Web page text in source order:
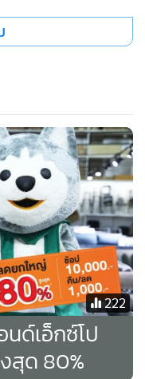
แถม ลดแล้วลดอีก ลด
ยในงาน งานนี้บอกได้
Auto1,
B2S และ Food Truck
นทุกวัน เช่น กิจกรรม
านง่ายๆ และจับรางวัล
ห้แก่ลูกค้าเพิ่มไปอีก
ยงานบ้านแอนด์บียอน
งๆ มาร่วมสร้าง
ะจายกันแบบคุ้มสุดคุ้ม
นเท่านั้น ที่ไบเทค
22.00 น.
222
ด์เอ็กซ์โป
สุด 80%